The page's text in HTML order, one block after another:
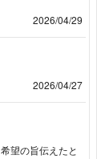
2026/04/29
2026/04/27
望の旨伝えたと